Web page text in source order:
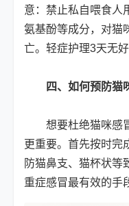
意：禁止私自喂食人
氨基酚等成分，对猫
亡。轻症护理3天无
四、如何预防猫
想要杜绝猫咪感冒
更重要。首先按时完
防猫鼻支、猫杯状等
重症感冒最有效的手